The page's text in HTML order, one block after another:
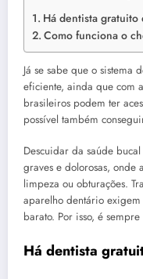
Há dentista gratuito
Como funciona o
Já se sabe que o sistema
eficiente, ainda que com
brasileiros podem ter
possível também
Descuidar da saúde
graves e dolorosas, onde
limpeza ou obturações.
aparelho dentário exigem
barato. Por isso, é
Há dentista